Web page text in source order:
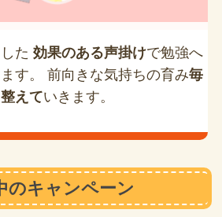
た 効果のある声掛けで勉強へ
す。 前向きな気持ちの育み毎
えていきます。
のキャンペーン